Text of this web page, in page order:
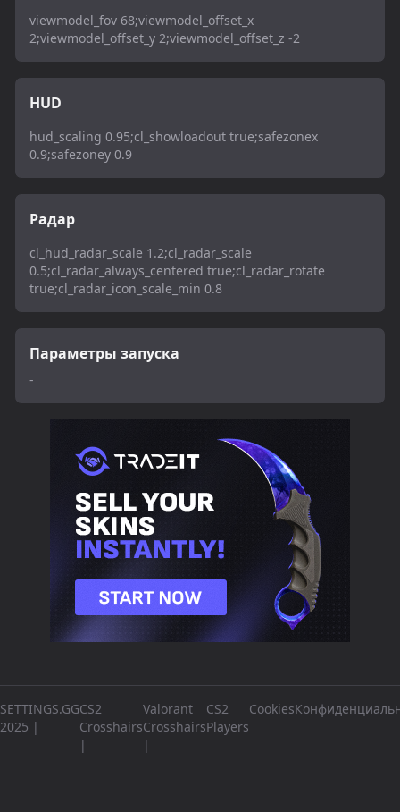
viewmodel_fov 68;viewmodel_offset_x
2;viewmodel_offset_y 2;viewmodel_offset_z -2
HUD
hud_scaling 0.95;cl_showloadout true;safezonex
0.9;safezoney 0.9
Радар
cl_hud_radar_scale 1.2;cl_radar_scale
0.5;cl_radar_always_centered true;cl_radar_rotate
true;cl_radar_icon_scale_min 0.8
Параметры запуска
-
SETTINGS.GG
2025 |
CS2
Crosshairs
|
Valorant
Crosshairs
|
CS2
Players
Cookies